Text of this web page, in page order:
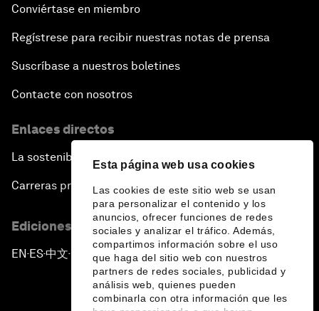
Esta página web usa cookies
Las cookies de este sitio web se usan
para personalizar el contenido y los
anuncios, ofrecer funciones de redes
sociales y analizar el tráfico. Además,
compartimos información sobre el uso
que haga del sitio web con nuestros
partners de redes sociales, publicidad y
análisis web, quienes pueden
combinarla con otra información que les
Conviértase en miembro
Regístrese para recibir nuestras notas de prensa
Suscríbase a nuestros boletines
Contacte con nosotros
Enlaces directos
La sostenibilidad en el Foro
Carreras profesionales
Ediciones en otros idiomas
EN ▪ES▪中文▪ 日本語